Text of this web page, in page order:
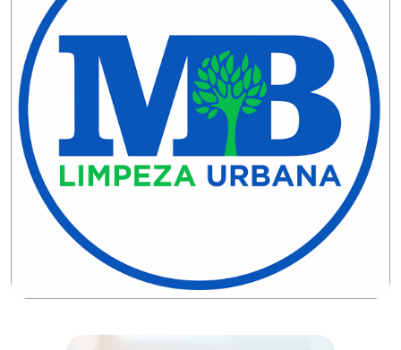
CAMPEONATO
DE
BLOCOS
CAPACITAÇÃO
CARNAUBAIS
CARNAVAL
CARNAVAL
DE
MACAU